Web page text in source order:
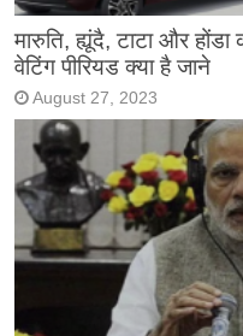
मारुति, ह्यूंदै, टाटा और
वेटिंग पीरियड क्या है जाने
August 27, 2023